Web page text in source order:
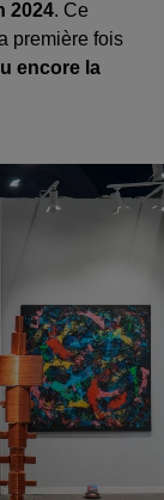
2024. Ce
première fois
encore la